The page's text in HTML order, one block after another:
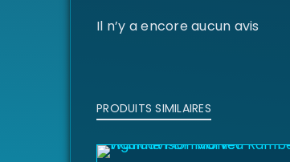
Il n’y a encore aucun avis
PRODUITS SIMILAIRES